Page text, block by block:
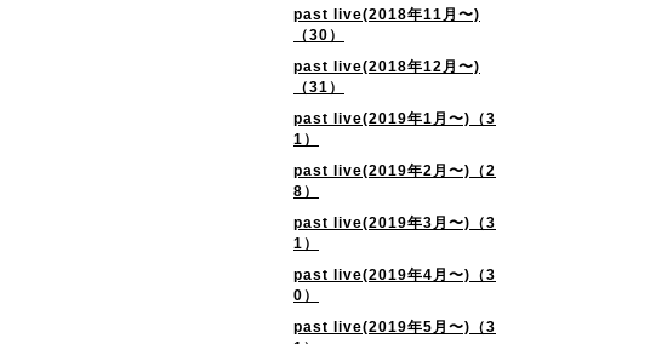
past live(2018年11月〜)
（30）
past live(2018年12月〜)
（31）
past live(2019年1月〜)（3
1）
past live(2019年2月〜)（2
8）
past live(2019年3月〜)（3
1）
past live(2019年4月〜)（3
0）
past live(2019年5月〜)（3